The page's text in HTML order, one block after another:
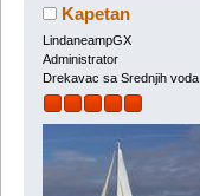
Kapetan
LindaneampGX
Administrator
Drekavac sa Srednjih voda